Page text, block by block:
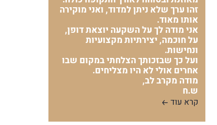
זהו ערך שלא ניתן למדוד, ואני מוקירה
אותו מאוד.
אני מודה לך על השקעה יוצאת דופן,
על חוכמה, יצירתיות מקצועיות
ונחישות.
ועל כך שבזכותך הצלחתי במקום שבו
אחרים אולי לא היו מצליחים.
מודה מקרב לב,
ש.ח
קרא עוד